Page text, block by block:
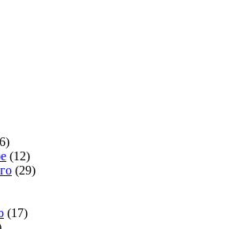
6)
(12)
(29)
(17)